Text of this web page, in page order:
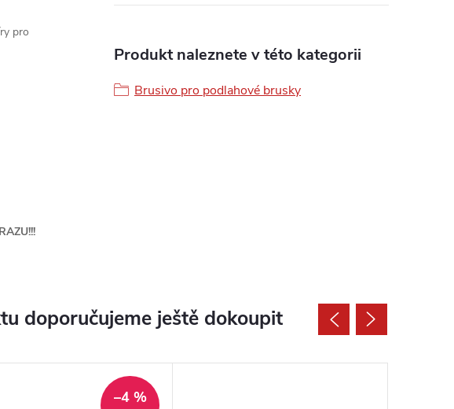
pro
Produkt naleznete v této kategorii
Brusivo pro podlahové brusky
doporučujeme ještě dokoupit
–4 %